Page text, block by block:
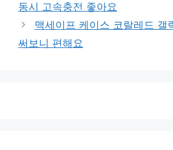
동시 고속충전 좋아요
맥세이프 케이스 코랄레드 갤
써보니 편해요